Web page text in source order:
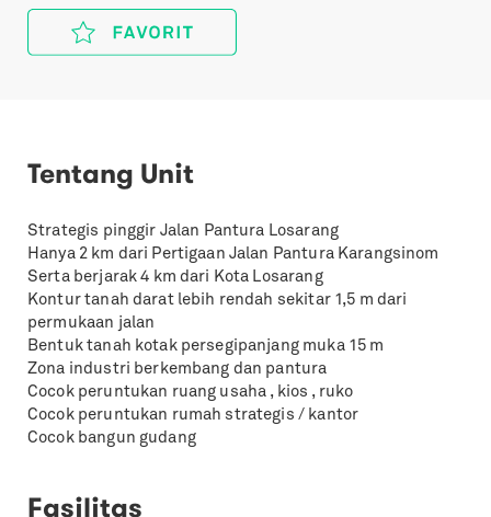
Tentang Unit
Strategis pinggir Jalan Pantura Losarang
Hanya 2 km dari Pertigaan Jalan Pantura Karangsinom
Serta berjarak 4 km dari Kota Losarang
Kontur tanah darat lebih rendah sekitar 1,5 m dari
permukaan jalan
Bentuk tanah kotak persegipanjang muka 15 m
Zona industri berkembang dan pantura
Cocok peruntukan ruang usaha , kios , ruko
Cocok peruntukan rumah strategis / kantor
Cocok bangun gudang
Fasilitas